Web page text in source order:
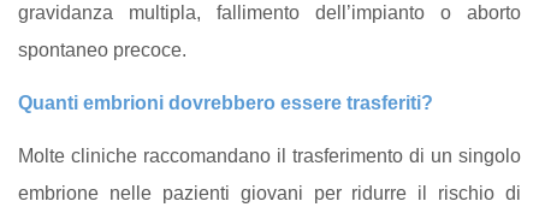
gravidanza multipla, fallimento dell’impianto o aborto
spontaneo precoce.
Quanti embrioni dovrebbero essere trasferiti?
Molte cliniche raccomandano il trasferimento di un singolo
embrione nelle pazienti giovani per ridurre il rischio di